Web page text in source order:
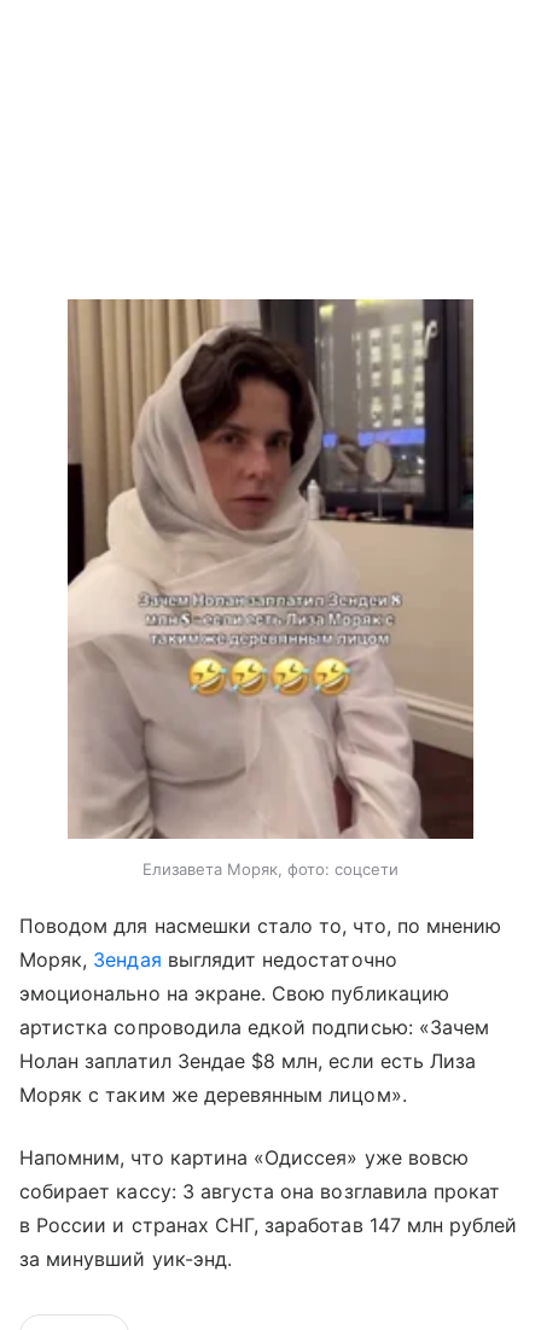
Елизавета Моряк, фото: соцсети
Поводом для насмешки стало то, что, по мнению
Моряк, Зендая выглядит недостаточно
эмоционально на экране. Свою публикацию
артистка сопроводила едкой подписью: «Зачем
Нолан заплатил Зендае $8 млн, если есть Лиза
Моряк с таким же деревянным лицом».
Напомним, что картина «Одиссея» уже вовсю
собирает кассу: 3 августа она возглавила прокат
в России и странах СНГ, заработав 147 млн рублей
за минувший уик-энд.